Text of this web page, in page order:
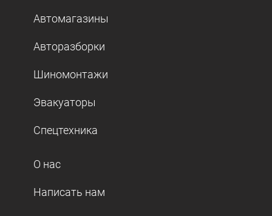
Автомагазины
Авторазборки
Шиномонтажи
Эвакуаторы
Спецтехника
О нас
Написать нам